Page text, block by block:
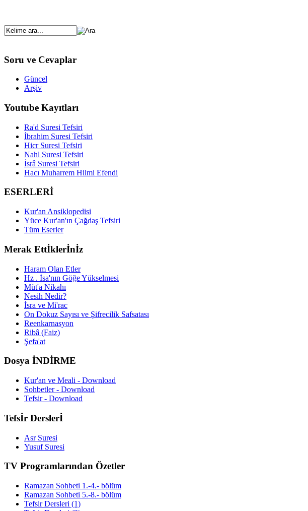
Soru ve Cevaplar
Güncel
Arşiv
Youtube Kayıtları
Ra'd Suresi Tefsiri
İbrahim Suresi Tefsiri
Hicr Suresi Tefsiri
Nahl Suresi Tefsiri
İsrâ Suresi Tefsiri
Hacı Muharrem Hilmi Efendi
ESERLERİ
Kur'an Ansiklopedisi
Yüce Kur'an'ın Çağdaş Tefsiri
Tüm Eserler
Merak Ettİklerİnİz
Haram Olan Etler
Hz . İsa'nın Göğe Yükselmesi
Müt'a Nikahı
Nesih Nedir?
İsra ve Mi'rac
On Dokuz Sayısı ve Şifrecilik Safsatası
Reenkarnasyon
Ribâ (Faiz)
Şefa'at
Dosya İNDİRME
Kur'an ve Meali - Download
Sohbetler - Download
Tefsir - Download
Tefsİr Derslerİ
Asr Suresi
Yusuf Suresi
TV Programlarından Özetler
Ramazan Sohbeti 1.-4.- bölüm
Ramazan Sohbeti 5.-8.- bölüm
Tefsir Dersleri (1)